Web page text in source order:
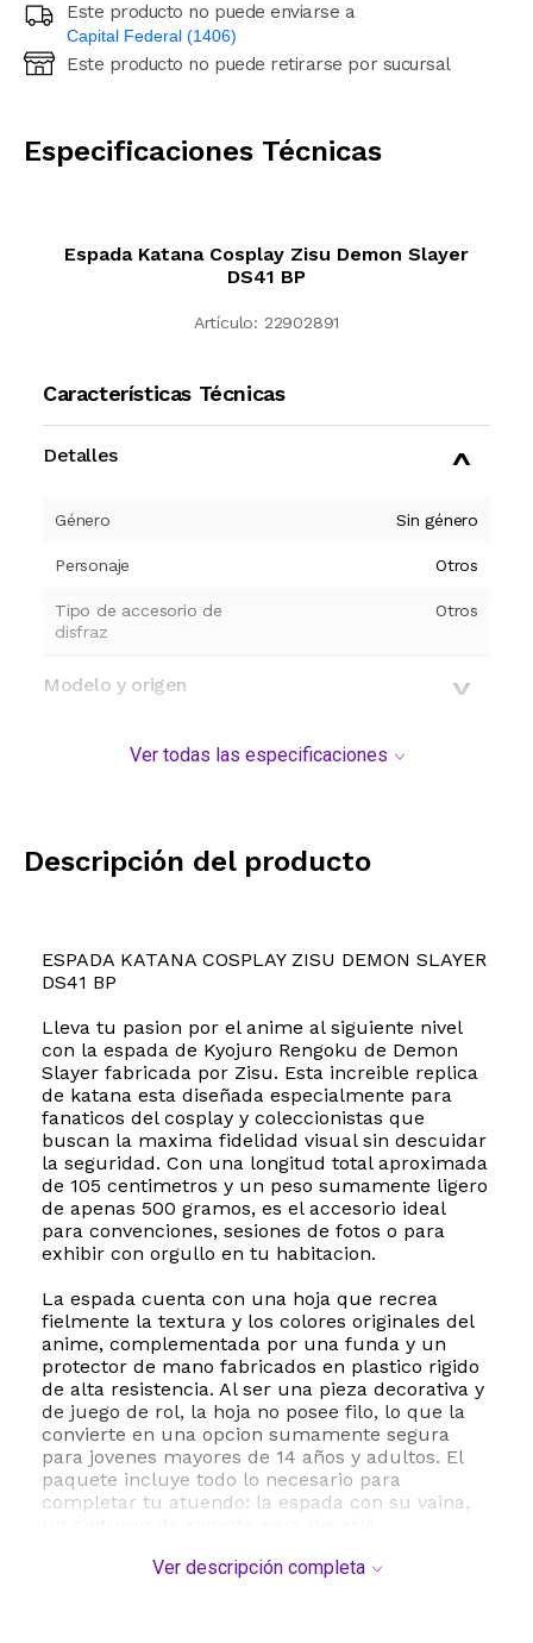
Este producto no puede enviarse a
Capital Federal (1406)
Ingresá código postal (sólo números)
Este producto no puede retirarse por sucursal
Especificaciones Técnicas
Espada Katana Cosplay Zisu Demon Slayer
DS41 BP
Artículo: 22902891
Características Técnicas
Detalles
Género Sin género
Personaje Otros
Tipo de accesorio de
disfraz
Otros
Modelo y origen
Ver todas las especificaciones
Descripción del producto
ESPADA KATANA COSPLAY ZISU DEMON SLAYER
DS41 BP
Lleva tu pasion por el anime al siguiente nivel
con la espada de Kyojuro Rengoku de Demon
Slayer fabricada por Zisu. Esta increible replica
de katana esta diseñada especialmente para
fanaticos del cosplay y coleccionistas que
buscan la maxima fidelidad visual sin descuidar
la seguridad. Con una longitud total aproximada
de 105 centimetros y un peso sumamente ligero
de apenas 500 gramos, es el accesorio ideal
para convenciones, sesiones de fotos o para
exhibir con orgullo en tu habitacion.
La espada cuenta con una hoja que recrea
fielmente la textura y los colores originales del
anime, complementada por una funda y un
protector de mano fabricados en plastico rigido
de alta resistencia. Al ser una pieza decorativa y
de juego de rol, la hoja no posee filo, lo que la
convierte en una opcion sumamente segura
para jovenes mayores de 14 años y adultos. El
paquete incluye todo lo necesario para
completar tu atuendo: la espada con su vaina,
soporte de exhibicion para lucirla en cualquier
Ver descripción completa